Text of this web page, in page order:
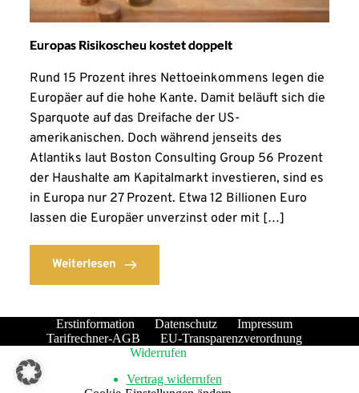
Europas Risikoscheu kostet doppelt
Rund 15 Prozent ihres Nettoeinkommens legen die
Europäer auf die hohe Kante. Damit beläuft sich die
Sparquote auf das Dreifache der US-
amerikanischen. Doch während jenseits des
Atlantiks laut Boston Consulting Group 56 Prozent
der Haushalte am Kapitalmarkt investieren, sind es
in Europa nur 27 Prozent. Etwa 12 Billionen Euro
lassen die Europäer unverzinst oder mit […]
Weiterlesen
Erstinformation Datenschutz
Impressum
Tarifrechner-AGB
EU-Transparenzverordnung
Widerrufen
Vertrag widerrufen